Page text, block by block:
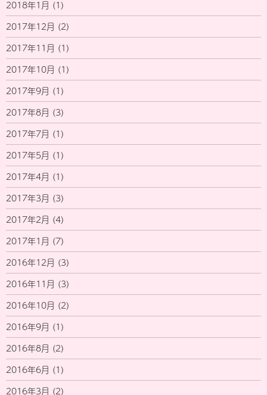
2018年1月 (1)
2017年12月 (2)
2017年11月 (1)
2017年10月 (1)
2017年9月 (1)
2017年8月 (3)
2017年7月 (1)
2017年5月 (1)
2017年4月 (1)
2017年3月 (3)
2017年2月 (4)
2017年1月 (7)
2016年12月 (3)
2016年11月 (3)
2016年10月 (2)
2016年9月 (1)
2016年8月 (2)
2016年6月 (1)
2016年3月 (2)